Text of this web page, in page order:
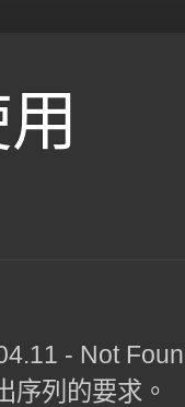
- Not
序列的要求。